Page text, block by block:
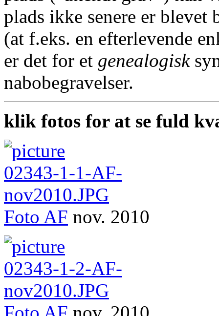
plads ikke senere er
(at f.eks. en efterlevende
er det for et genealogisk
nabobegravelser.
klik fotos for at se fuld
Foto AF nov. 2010